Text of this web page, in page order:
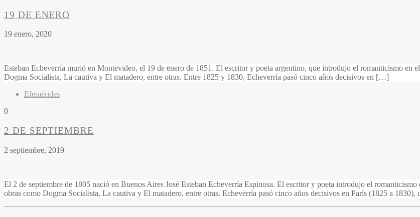
19 DE ENERO
19 enero, 2020
Esteban Echeverría murió en Montevideo, el 19 de enero de 1851. El escritor y poeta argentino, que introdujo el romanticismo en
Dogma Socialista, La cautiva y El matadero, entre otras. Entre 1825 y 1830, Echeverría pasó cinco años decisivos en […]
Efemérides
0
2 DE SEPTIEMBRE
2 septiembre, 2019
El 2 de septiembre de 1805 nació en Buenos Aires José Esteban Echeverría Espinosa. El escritor y poeta introdujo el
obras como Dogma Socialista, La cautiva y El matadero, entre otras. Echeverría pasó cinco años decisivos en París (1825 a